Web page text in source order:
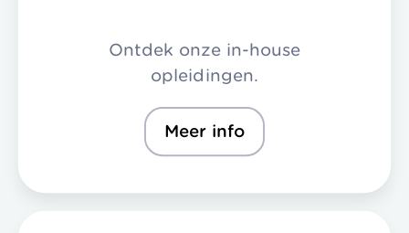
Ontdek onze in-house
opleidingen.
Meer info